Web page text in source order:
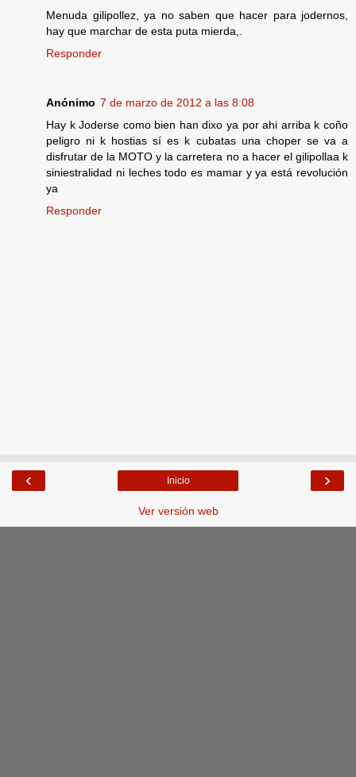
Menuda gilipollez, ya no saben que hacer para jodernos,
hay que marchar de esta puta mierda,.
Responder
Anónimo 7 de marzo de 2012 a las 8:08
Hay k Joderse como bien han dixo ya por ahi arriba k coño
peligro ni k hostias sí es k cubatas una choper se va a
disfrutar de la MOTO y la carretera no a hacer el gilipollaa k
siniestralidad ni leches todo es mamar y ya está revolución
ya
Responder
‹ ›
Inicio
Ver versión web